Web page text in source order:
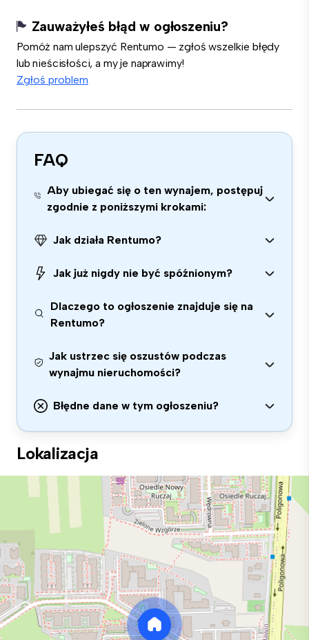
Zauważyłeś błąd w ogłoszeniu?
Pomóż nam ulepszyć Rentumo — zgłoś wszelkie błędy
lub nieścisłości, a my je naprawimy!
Zgłoś problem
FAQ
Aby ubiegać się o ten wynajem, postępuj
zgodnie z poniższymi krokami:
Jak działa Rentumo?
Jak już nigdy nie być spóźnionym?
Dlaczego to ogłoszenie znajduje się na
Rentumo?
Jak ustrzec się oszustów podczas
wynajmu nieruchomości?
Błędne dane w tym ogłoszeniu?
Lokalizacja